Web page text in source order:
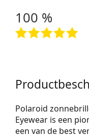
100 %
Polaroid
Eyewear is een
een van de best